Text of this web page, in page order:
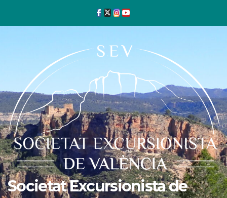
Societat Excursionista de